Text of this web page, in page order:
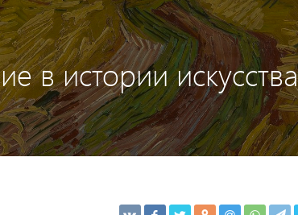
в истории искусства